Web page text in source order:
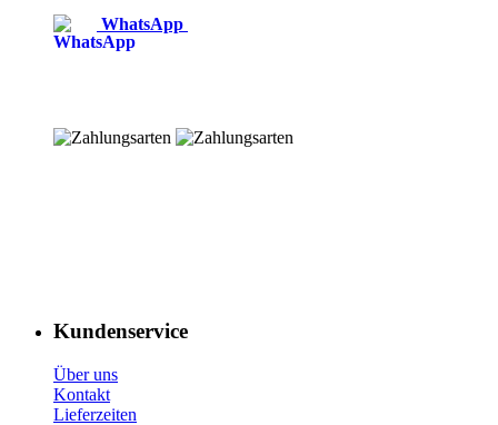
WhatsApp
Kundenservice
Über uns
Kontakt
Lieferzeiten